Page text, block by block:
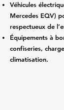
Véhicules
Mercedes EQV)
respectueux de
Équipements à
confiseries,
climatisation.